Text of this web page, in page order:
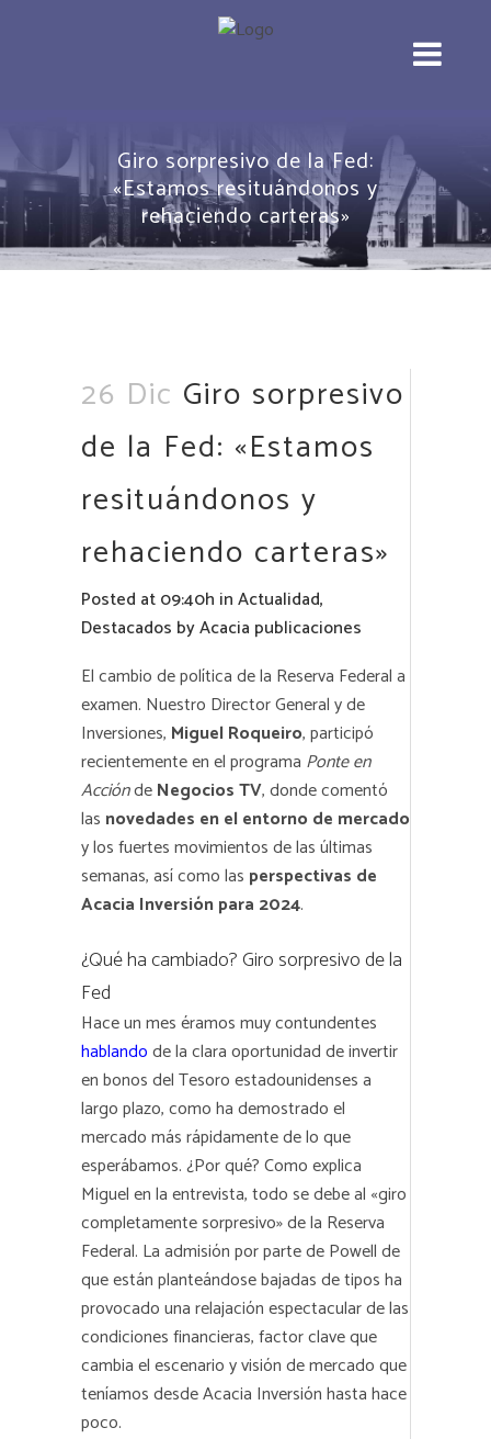
Giro sorpresivo de la Fed:
«Estamos resituándonos y
rehaciendo carteras»
26 Dic Giro sorpresivo
de la Fed: «Estamos
resituándonos y
rehaciendo carteras»
Posted at 09:40h inActualidad,
Destacados byAcacia publicaciones
El cambio de política de la Reserva Federal a
examen. Nuestro Director General y de
Inversiones, Miguel Roqueiro,participó
recientemente en el programa Ponte en
AccióndeNegocios TV, donde comentó
las novedades en el entorno de mercado
y los fuertes movimientos de las últimas
semanas, así como las perspectivas de
Acacia Inversión para 2024.
¿Qué ha cambiado? Giro sorpresivo de la
Fed
Hace un mes éramos muy contundentes
hablandode la clara oportunidad de invertir
en bonos del Tesoro estadounidenses a
largo plazo, como ha demostrado el
mercado más rápidamente de lo que
esperábamos. ¿Por qué? Como explica
Miguel en la entrevista, todo se debe al «giro
completamente sorpresivo» de la Reserva
Federal. La admisión por parte de Powell de
que están planteándose bajadas de tipos ha
provocado una relajación espectacular de las
condiciones financieras, factor clave que
cambia el escenario y visión de mercado que
teníamos desde Acacia Inversión hasta hace
poco.